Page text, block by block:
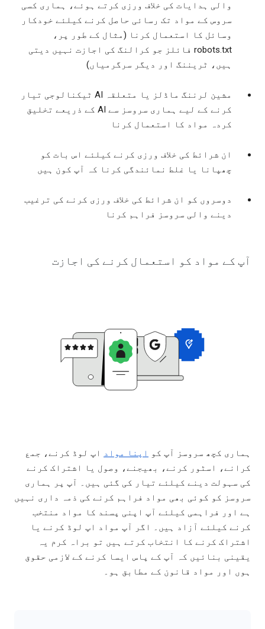
والی ہدایات کی خلاف ورزی کرتے ہوئے، ہماری کسی
سروس کے مواد تک رسائی حاصل کرنے کیلئے خودکار
وسائل کا استعمال کرنا (مثال کے طور پر،
robots.txt فائلز جو کرالنگ کی اجازت نہیں دیتی
ہیں، ٹریننگ اور دیگر سرگرمیاں)
مشین لرننگ ماڈلز یا متعلقہ AI ٹیکنالوجی تیار
کرنے کے لیے ہماری سروسز سے AI کے ذریعے تخلیق
کردہ مواد کا استعمال کرنا
ان شرائط کی خلاف ورزی کرنے کیلئے اس بات کو
چھپانا یا غلط نمائندگی کرنا کہ آپ کون ہیں
دوسروں کو ان شرائط کی خلاف ورزی کرنے کی ترغیب
دینے والی سروسز فراہم کرنا
آپ کے مواد کو استعمال کرنے کی اجازت
ہماری کچھ سروسز آپ کو اپنا مواد اپ لوڈ کرنے، جمع
کرانے، اسٹور کرنے، بھیجنے، وصول یا اشتراک کرنے
کی سہولت دینے کیلئے تیار کی گئی ہیں۔ آپ پر ہماری
سروسز کو کوئی بھی مواد فراہم کرنے کی ذمہ داری نہیں
ہے اور فراہمی کیلئے آپ اپنی پسند کا مواد منتخب
کرنے کیلئے آزاد ہیں۔ اگر آپ مواد اپ لوڈ کرنے یا
اشتراک کرنے کا انتخاب کرتے ہیں تو براہ کرم یہ
یقینی بنائیں کہ آپ کے پاس ایسا کرنے کے لازمی حقوق
ہوں اور مواد قانون کے مطابق ہو۔